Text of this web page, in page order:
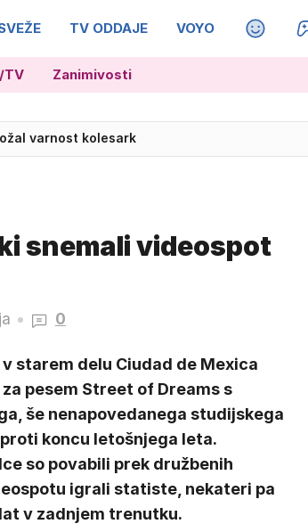
TV ODDAJE VOYO MAGAZIN
TV Zanimivosti
varnost kolesark
Herzoga
snemali videospot
0
starem delu Ciudad de Mexica
pesem Street of Dreams s
še nenapovedanega studijskega
koncu letošnjega leta.
so povabili prek družbenih
igrali statiste, nekateri pa
v zadnjem trenutku.